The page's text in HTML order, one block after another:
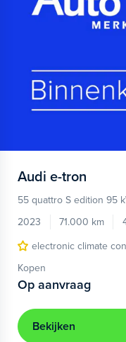
Audi e-tron
55 quattro S edition 95
2023
71.000 km
electronic climate
Kopen
Op aanvraag
Bekijken